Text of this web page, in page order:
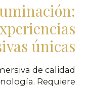
únicas
de calidad
Requiere